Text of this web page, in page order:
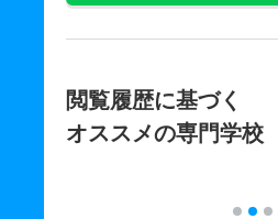
閲覧履歴に基づく
オススメの専門学校